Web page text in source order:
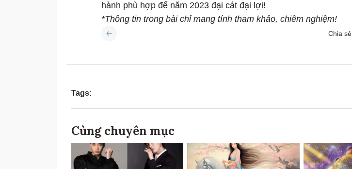
hành phù hợp để năm 2023 đại cát đại lợi!
*Thông tin trong bài chỉ mang tính tham khảo, chiêm nghiệm!
Chia sẻ
Tags:
Cùng chuyên mục